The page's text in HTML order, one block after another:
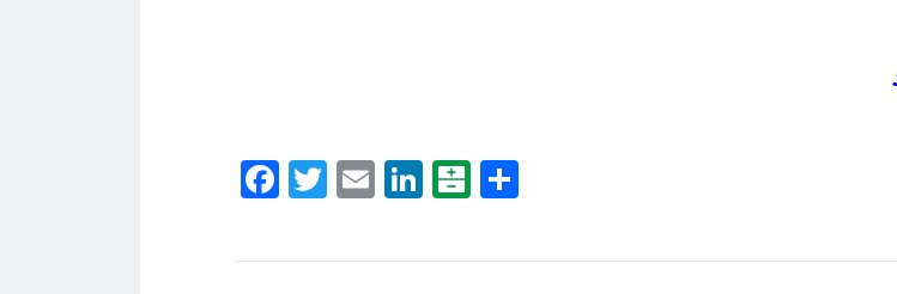
Facebook
Twitter
EmailLinkedIn
Balatarin